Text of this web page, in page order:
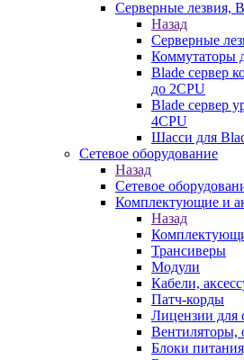
Серверные лезвия,
Назад
Серверные
Коммутаторы
Blade сервер
до 2CPU
Blade сервер
4CPU
Шасси для
Сетевое оборудование
Назад
Сетевое
Комплектующие и
Назад
Трансиверы
Модули
Кабели,
Патч-корды
Лицензии для
Вентиляторы,
Блоки